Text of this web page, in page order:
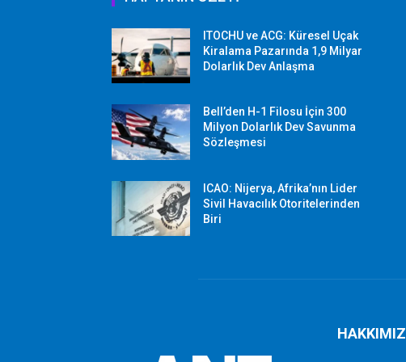
ITOCHU ve ACG: Küresel Uçak
Kiralama Pazarında 1,9 Milyar
Dolarlık Dev Anlaşma
Bell’den H-1 Filosu İçin 300
Milyon Dolarlık Dev Savunma
Sözleşmesi
ICAO: Nijerya, Afrika’nın Lider
Sivil Havacılık Otoritelerinden
Biri